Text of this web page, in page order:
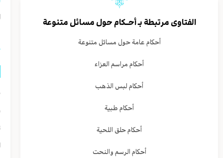
الفتاوى مرتبطة بـأحــكام حول مسائل متنوعة
أحكام عامة حول مسائل متنوعة
أحكام مراسم العزاء
أحكام لبس الذهب
أحكام طبية
أحكام حلق اللحية
أحكام الرسم والنحت